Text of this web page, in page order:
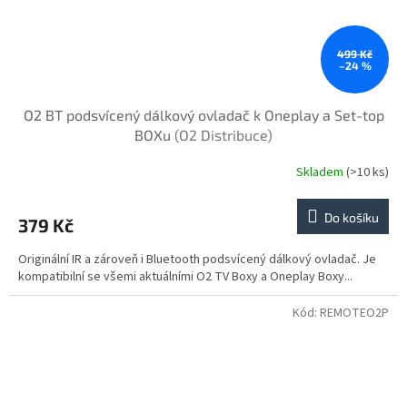
499 Kč
–24 %
O2 BT podsvícený dálkový ovladač k Oneplay a Set-top
BOXu (O2 Distribuce)
Skladem (>10 ks)
379 Kč Do košíku
Originální IR a zároveň i Bluetooth podsvícený dálkový ovladač. Je
kompatibilní se všemi aktuálními O2 TV Boxy a Oneplay Boxy...
Kód: REMOTEO2P